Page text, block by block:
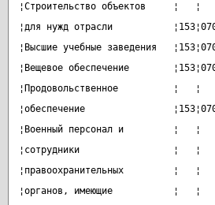
¦Строительство объектов
¦для нужд отрасли
¦Высшие учебные заведения
¦Вещевое обеспечение
¦Продовольственное
¦обеспечение
¦Военный персонал и
¦сотрудники                 ¦
¦правоохранительных
¦органов, имеющие           ¦